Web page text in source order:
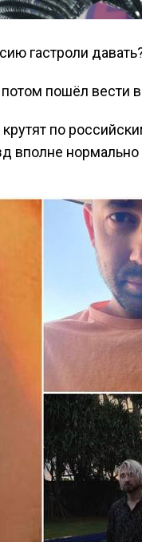
гастроли
пошёл вести
по
вполне